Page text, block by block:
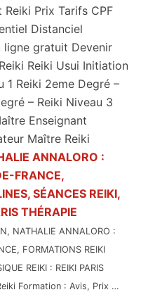
Prix Tarifs CPF
Distanciel
ligne gratuit Devenir
Reiki Usui Initiation
1 Reiki 2eme Degré –
– Reiki Niveau 3
Enseignant
Maître Reiki
ANNALORO :
FRANCE,
SÉANCES REIKI,
THÉRAPIE
NATHALIE ANNALORO :
FORMATIONS REIKI
REIKI : REIKI PARIS
Formation : Avis, Prix …